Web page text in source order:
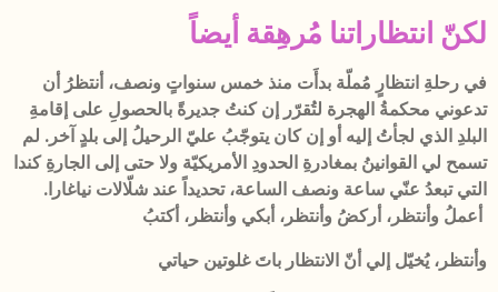
لكنّ انتظاراتنا مُرهِقة أيضاً
في رحلةِ انتظارٍ مُملّة بدأَت منذ خمس سنواتٍ ونصف، أنتظرُ أن
تدعوني محكمةُ الهجرة لتُقرّر إن كنتُ جديرةً بالحصولِ على إقامةِ
البلدِ الذي لجأتُ إليه أو إن كان يتوجّبُ عليّ الرحيلُ إلى بلدٍ آخر. لم
تسمح لي القوانينُ بمغادرةِ الحدودِ الأمريكيّة ولا حتى إلى الجارةِ كندا
التي تبعدُ عنّي ساعة ونصف الساعة، تحديداً عند شلّالات نياغارا.
وأنتظر، يُخيّل إلي أنّ الانتظار باتَ غلوتين حياتي